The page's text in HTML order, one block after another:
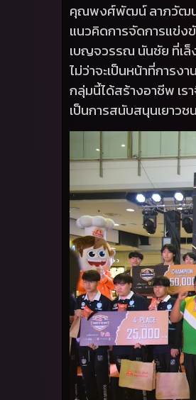
คุณพงศ์พัฒน์ ลาภวัฒนว
แนวคิดการจัดการแข่ง
เบญจวรรณ นันชัย ที่เ
ไม่ว่าจะเป็นหน้าที่การง
กลุ่มนี้ได้สร้างอาชีพ เ
เป็นการสนับสนุนเยาว